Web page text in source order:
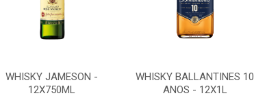
WHISKY JAMESON -
12X750ML
WHISKY BALLANTINES 10
ANOS - 12X1L